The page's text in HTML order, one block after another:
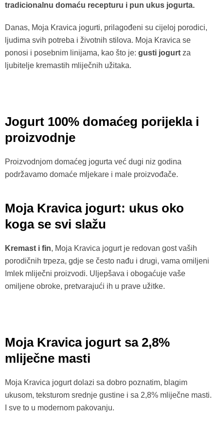
tradicionalnu domaću recepturu i pun ukus jogurta.
Danas, Moja Kravica jogurti, prilagođeni su cijeloj porodici,
ljudima svih potreba i životnih stilova. Moja Kravica se
ponosi i posebnim linijama, kao što je: gusti jogurt za
ljubitelje kremastih mliječnih užitaka.
Jogurt 100% domaćeg porijekla i
proizvodnje
Proizvodnjom domaćeg jogurta već dugi niz godina
podržavamo domaće mljekare i male proizvođače.
Moja Kravica jogurt: ukus oko
koga se svi slažu
Kremast i fin, Moja Kravica jogurt je redovan gost vaših
porodičnih trpeza, gdje se često nađu i drugi, vama omiljeni
Imlek mliječni proizvodi. Uljepšava i obogaćuje vaše
omiljene obroke, pretvarajući ih u prave užitke.
Moja Kravica jogurt sa 2,8%
mliječne masti
Moja Kravica jogurt dolazi sa dobro poznatim, blagim
ukusom, teksturom srednje gustine i sa 2,8% mliječne masti.
I sve to u modernom pakovanju.